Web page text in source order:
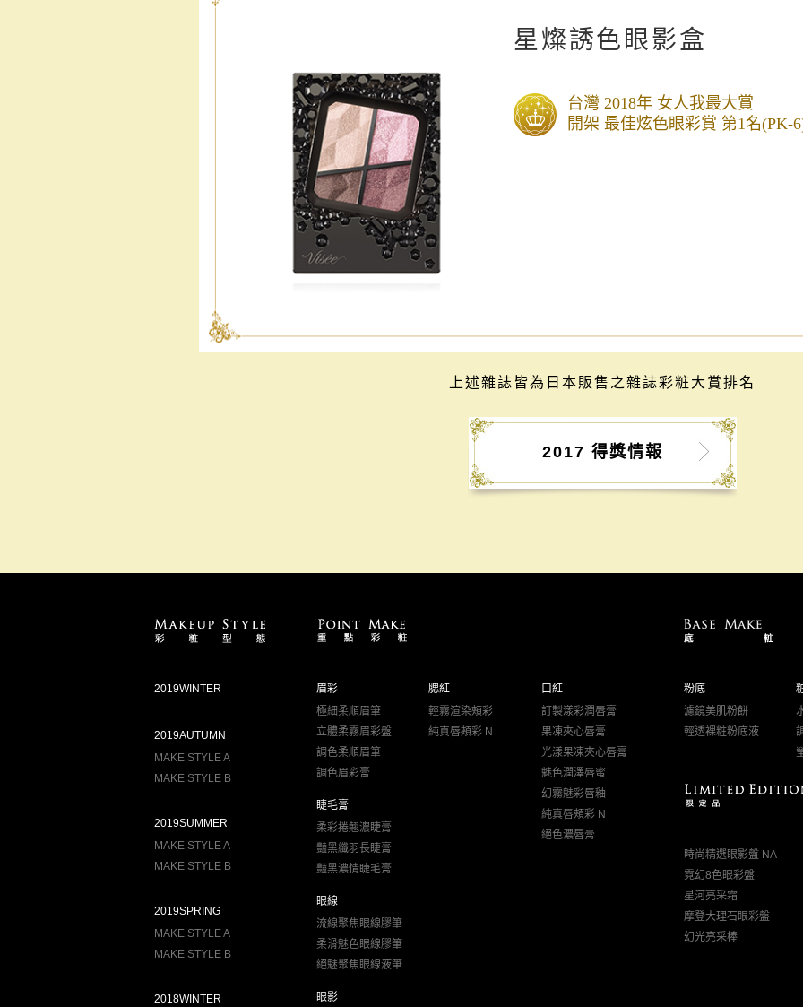
星燦誘色眼影盒
台灣 2018年 女人我最大賞
開架 最佳炫色眼彩賞 第1名(PK-
上述雜誌皆為日本販售之雜誌彩粧大賞排名
2017 得獎情報
2019WINTER
2019AUTUMN
MAKE STYLE A
MAKE STYLE B
2019SUMMER
MAKE STYLE A
MAKE STYLE B
2019SPRING
MAKE STYLE A
MAKE STYLE B
2018WINTER
眉彩
極細柔順眉筆
立體柔霧眉彩盤
調色柔順眉筆
調色眉彩膏
睫毛膏
柔彩捲翹濃睫膏
豔黑纖羽長睫膏
豔黑濃情睫毛膏
眼線
流線聚焦眼線膠筆
柔滑魅色眼線膠筆
絕魅聚焦眼線液筆
眼影
腮紅
輕霧渲染頰彩
純真唇頰彩 N
口紅
訂製漾彩潤唇膏
果凍夾心唇膏
光漾果凍夾心唇膏
魅色潤澤唇蜜
幻霧魅彩唇釉
純真唇頰彩 N
絕色濃唇膏
粉底
濾鏡美肌粉餅
輕透裸粧粉底液
時尚精選眼影盤 NA
霓幻8色眼彩盤
星河亮采霜
摩登大理石眼彩盤
幻光亮采棒